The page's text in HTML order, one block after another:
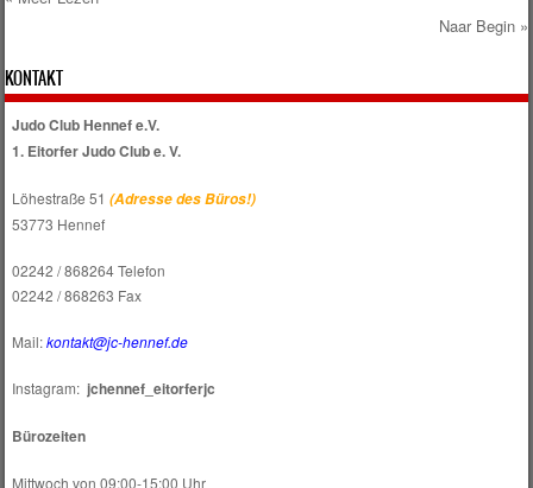
KONTAKT
Judo Club Hennef e.V.
1. Eitorfer Judo Club e. V.
Löhestraße 51 (Adresse des Büros!)
53773 Hennef
02242 / 868264 Telefon
02242 / 868263 Fax
Mail:kontakt@jc-hennef.de
Instagram: jchennef_eitorferjc
Bürozeiten
Mittwoch von 09:00-15:00 Uhr